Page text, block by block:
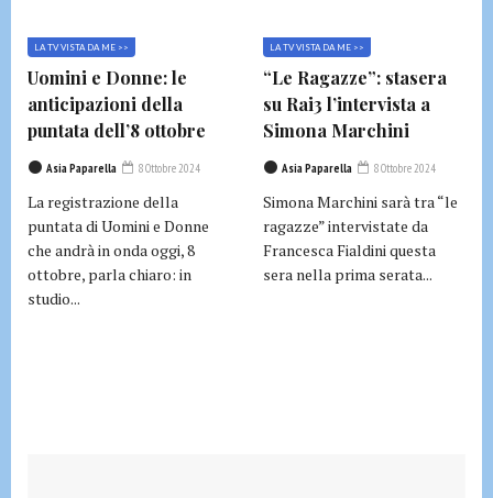
LA TV VISTA DA ME >>
Uomini e Donne: le
anticipazioni della
puntata dell’8 ottobre
Asia Paparella 8 Ottobre 2024
La registrazione della
puntata di Uomini e Donne
che andrà in onda oggi, 8
ottobre, parla chiaro: in
studio...
LA TV VISTA DA ME >>
“Le Ragazze”: stasera
su Rai3 l’intervista a
Simona Marchini
Asia Paparella 8 Ottobre 2024
Simona Marchini sarà tra “le
ragazze” intervistate da
Francesca Fialdini questa
sera nella prima serata...